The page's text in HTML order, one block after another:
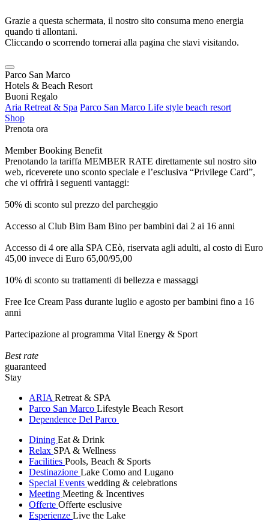
Grazie a questa schermata, il nostro sito consuma meno energia
quando ti allontani.
Cliccando o scorrendo tornerai alla pagina che stavi visitando.
Parco San Marco
Hotels & Beach Resort
Buoni Regalo
Aria Retreat & Spa Parco San Marco Life style beach resort
Shop
Prenota ora
Member Booking Benefit
Prenotando la tariffa MEMBER RATE direttamente sul nostro sito
web, riceverete uno sconto speciale e l’esclusiva “Privilege Card”,
che vi offrirà i seguenti vantaggi:
50% di sconto sul prezzo del parcheggio
Accesso al Club Bim Bam Bino per bambini dai 2 ai 16 anni
Accesso di 4 ore alla SPA CEò, riservata agli adulti, al costo di Euro
45,00 invece di Euro 65,00/95,00
10% di sconto su trattamenti di bellezza e massaggi
Free Ice Cream Pass durante luglio e agosto per bambini fino a 16
anni
Partecipazione al programma Vital Energy & Sport
Best rate
guaranteed
Stay
ARIA Retreat & SPA
Parco San Marco Lifestyle Beach Resort
Dependence Del Parco
Dining Eat & Drink
Relax SPA & Wellness
Facilities Pools, Beach & Sports
Destinazione Lake Como and Lugano
Special Events wedding & celebrations
Meeting Meeting & Incentives
Offerte Offerte esclusive
Esperienze Live the Lake